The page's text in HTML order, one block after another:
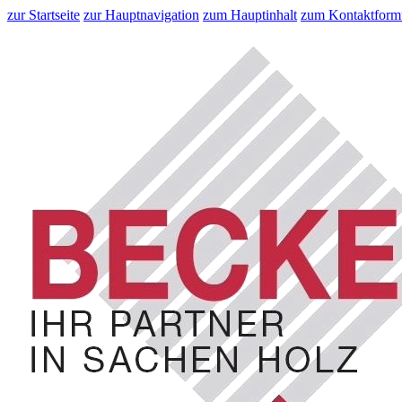
zur Startseite zur Hauptnavigation zum Hauptinhalt zum